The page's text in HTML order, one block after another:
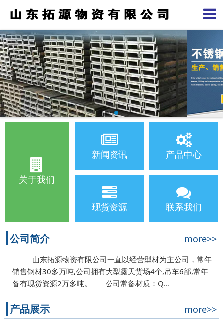
关于我们
新闻资讯 产品中心
现货资源 联系我们
公司简介 more>>
山东拓源物资有限公司一直以经营型材为主公司，常年
销售钢材30多万吨,公司拥有大型露天货场4个,吊车6部,常年
备有现货资源2万多吨。 公司常备材质：Q…
产品展示 more>>